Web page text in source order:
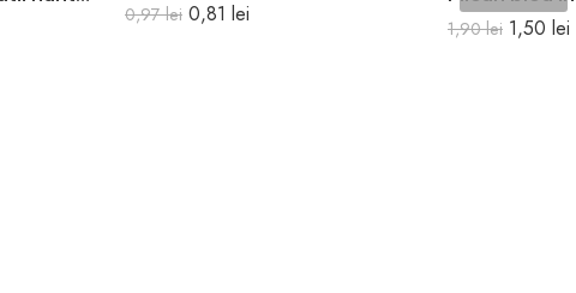
0,97lei 0,81 lei
1,90lei 1,50 lei